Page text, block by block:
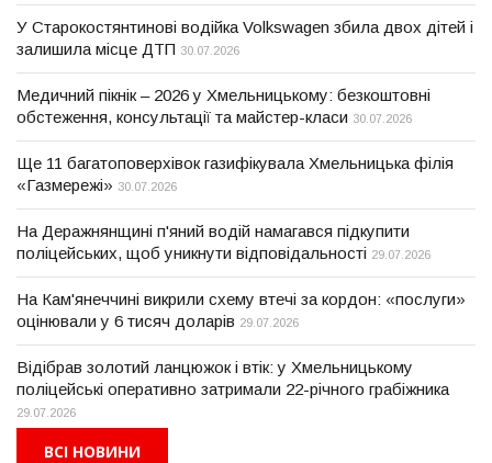
У Старокостянтинові водійка Volkswagen збила двох дітей і
залишила місце ДТП 30.07.2026
Медичний пікнік – 2026 у Хмельницькому: безкоштовні
обстеження, консультації та майстер-класи 30.07.2026
Ще 11 багатоповерхівок газифікувала Хмельницька філія
«Газмережі» 30.07.2026
На Деражнянщині п'яний водій намагався підкупити
поліцейських, щоб уникнути відповідальності 29.07.2026
На Кам'янеччині викрили схему втечі за кордон: «послуги»
оцінювали у 6 тисяч доларів 29.07.2026
Відібрав золотий ланцюжок і втік: у Хмельницькому
поліцейські оперативно затримали 22-річного грабіжника
29.07.2026
ВСІ НОВИНИ